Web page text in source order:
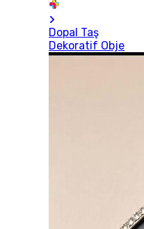
Dopal Taş
Dekoratif Obje